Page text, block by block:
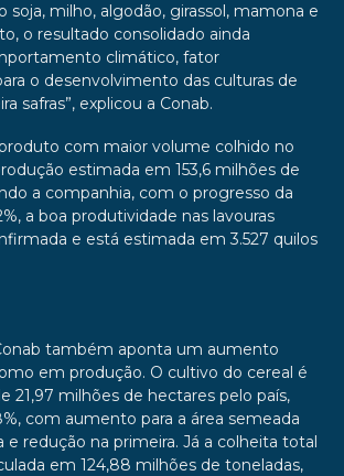
soja, milho, algodão, girassol, mamona e
o resultado consolidado ainda
climático, fator
o desenvolvimento das culturas de
safras”, explicou a Conab.
com maior volume colhido no
estimada em 153,6 milhões de
a companhia, com o progresso da
a boa produtividade nas lavouras
e está estimada em 3.527 quilos
também aponta um aumento
em produção. O cultivo do cereal é
21,97 milhões de hectares pelo país,
com aumento para a área semeada
e redução na primeira. Já a colheita total
em 124,88 milhões de toneladas,